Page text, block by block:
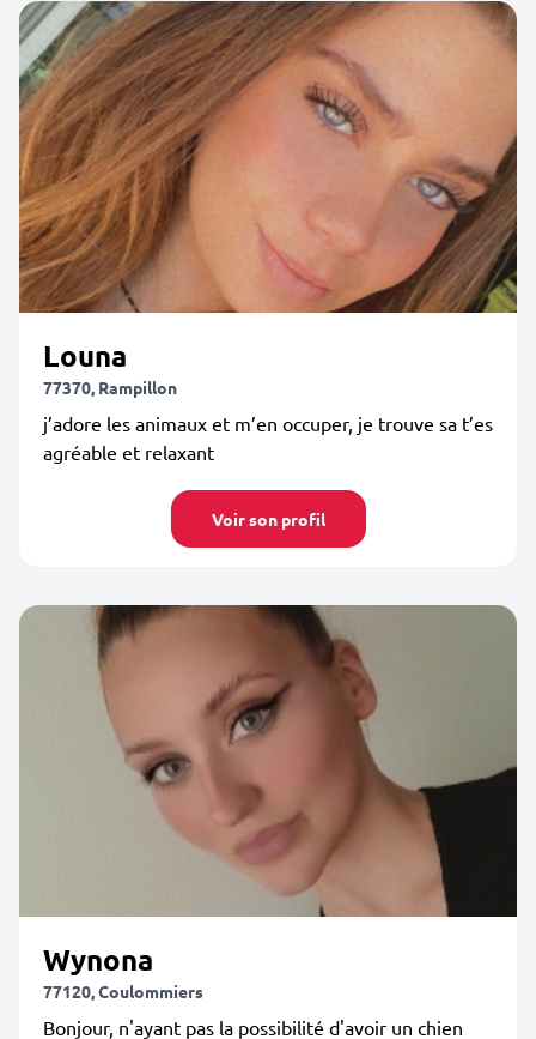
Louna
77370, Rampillon
j’adore les animaux et m’en occuper, je trouve sa t’es
agréable et relaxant
Voir son profil
Wynona
77120, Coulommiers
Bonjour, n'ayant pas la possibilité d'avoir un chien